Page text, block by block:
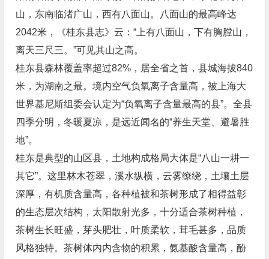
山，东南临渚广山，西有八面山。八面山的最高峰达
2042米，《桂东县志》云：“上有八面山，下有胸膛山，
离天三尺三。”可见其山之高。
桂东县森林覆盖率超过82%，居全省之首，县城海拔840
米，为湖南之最。境内空气负氧离子含量高，被上海大
世界基尼斯组委会认定为“负氧离子含量最高的县”。全县
四季分明，冬暖夏凉，是远近闻名的“养生天堂、避暑胜
地”。
桂东是典型的山区县，土地构成格局大体是“八山一耕一
其它”。这里林木苍翠，溪水纵横，云雾缭绕，土壤土层
深厚，有机质含量高，各种植被和茶树形成了相得益彰
的生态层次结构，太阳散射光多，十分适合茶树种植，
茶树生长旺盛，芽头肥壮，叶质柔软，茸毛甚多，品质
风格独特。茶树体内内含物的积累，氨基酸含量高，酚